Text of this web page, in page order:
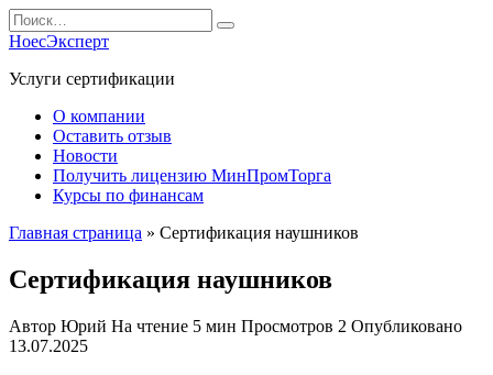
Перейти
к
содержанию
Search
for:
НоесЭксперт
Услуги сертификации
О компании
Оставить отзыв
Новости
Получить лицензию МинПромТорга
Курсы по финансам
Главная страница » Сертификация наушников
Сертификация наушников
Автор Юрий На чтение 5 мин Просмотров 2 Опубликовано
13.07.2025